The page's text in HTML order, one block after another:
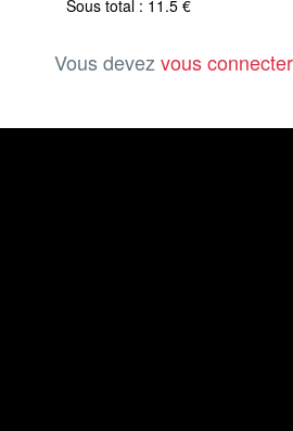
Sous total : 11.5 €
Vous devez vous